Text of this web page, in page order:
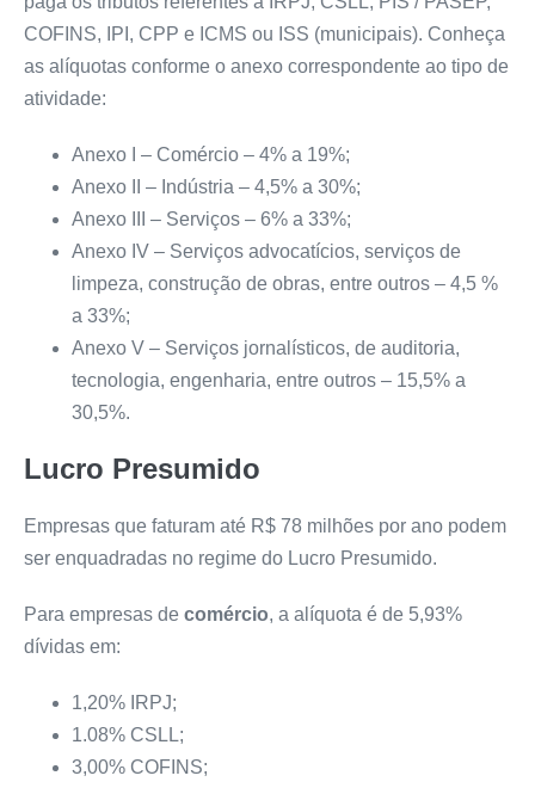
COFINS, IPI, CPP e ICMS ou ISS (municipais). Conheça
as alíquotas conforme o anexo correspondente ao tipo de
atividade:
Anexo I – Comércio – 4% a 19%;
Anexo II – Indústria – 4,5% a 30%;
Anexo III – Serviços – 6% a 33%;
Anexo IV – Serviços advocatícios, serviços de
limpeza, construção de obras, entre outros – 4,5 %
a 33%;
Anexo V – Serviços jornalísticos, de auditoria,
tecnologia, engenharia, entre outros – 15,5% a
30,5%.
Lucro Presumido
Empresas que faturam até R$ 78 milhões por ano podem
ser enquadradas no regime do Lucro Presumido.
Para empresas de comércio, a alíquota é de 5,93%
dívidas em:
1,20% IRPJ;
1.08% CSLL;
3,00% COFINS;